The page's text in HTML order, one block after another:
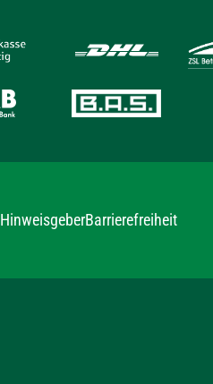
HinweisgeberBarrierefreiheit